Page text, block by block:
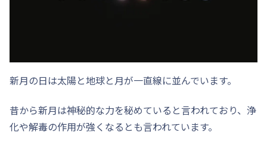
新月の日は太陽と地球と月が一直線に並んでいます。
昔から新月は神秘的な力を秘めていると言われており、浄
化や解毒の作用が強くなるとも言われています。